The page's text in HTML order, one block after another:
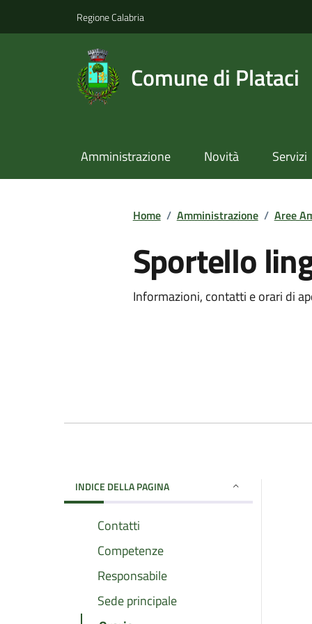
Regione Calabria
Comune di Plataci
Amministrazione Novità Servizi
Home / Amministrazione / Aree
Sportello
Informazioni, contatti e orari di
INDICE DELLA PAGINA
Contatti
Competenze
Responsabile
Sede principale